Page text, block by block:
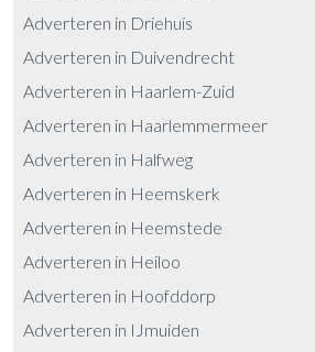
Adverteren in Driehuis
Adverteren in Duivendrecht
Adverteren in Haarlem-Zuid
Adverteren in Haarlemmermeer
Adverteren in Halfweg
Adverteren in Heemskerk
Adverteren in Heemstede
Adverteren in Heiloo
Adverteren in Hoofddorp
Adverteren in IJmuiden